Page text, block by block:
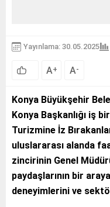
Yayınlama: 30.05.2025
A+ A-
Konya Büyükşehir
Konya Başkanlığı iş
Turizmine İz
uluslararası alanda
zincirinin Genel
paydaşlarının bir
deneyimlerini ve